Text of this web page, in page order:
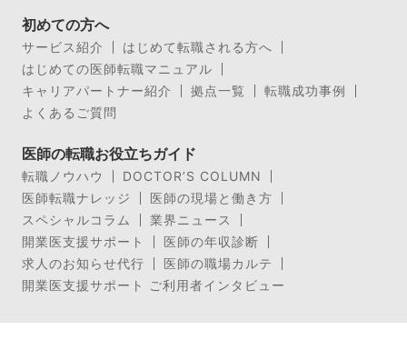
初めての方へ
サービス紹介
はじめて転職される方へ
はじめての医師転職マニュアル
キャリアパートナー紹介
拠点一覧
転職成功事例
よくあるご質問
医師の転職お役立ちガイド
転職ノウハウ
DOCTOR’S COLUMN
医師転職ナレッジ
医師の現場と働き方
スペシャルコラム
業界ニュース
開業医支援サポート
医師の年収診断
求人のお知らせ代行
医師の職場カルテ
開業医支援サポート ご利用者インタビュー